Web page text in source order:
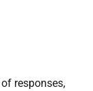
responses,